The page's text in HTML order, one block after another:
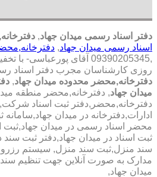
دفتر اسناد رسمی میدان جهاد,
اسناد رسمی میدان جهاد,
,09390205345 آقای
روزی کارشناسان مجرب دفتر اسناد
دفترخانه,محضر محدوده میدان جهاد,
میدان جهاد, دفترخانه,محضر منطقه
دفترخانه,محضر,دفتر ثبت اسناد
ادارات,دفترخانه در میدان
محضر اسناد رسمی در میدان جهاد,ثبت
ثبت اسناد در میدان جهاد,دفتر ثبت سند
سند منزل,ثبت سند منزل, سیستم
مدارک به صورت آنلاین جهت تنظیم
میدان جهاد,